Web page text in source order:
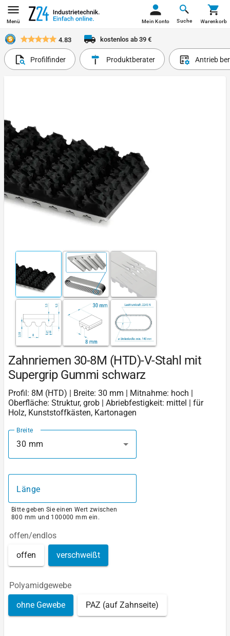
Menü Suche
Mein Konto Warenkorb
4.83 kostenlos ab 39 €
Profilfinder Produktberater Antrieb
Zahnriemen 30-8M (HTD)-V-Stahl mit
Supergrip Gummi schwarz
Profil: 8M (HTD) | Breite: 30 mm | Mitnahme: hoch |
Oberfläche: Struktur, grob | Abriebfestigkeit: mittel | für
Holz, Kunststoffkästen, Kartonagen
Breite
30 mm
Länge
Bitte geben Sie einen Wert zwischen
800 mm und 100000 mm ein.
offen/endlos
offen verschweißt
Polyamidgewebe
ohne Gewebe PAZ (auf Zahnseite)